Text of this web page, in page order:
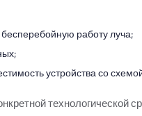
работу луча;
устройства со
технологической